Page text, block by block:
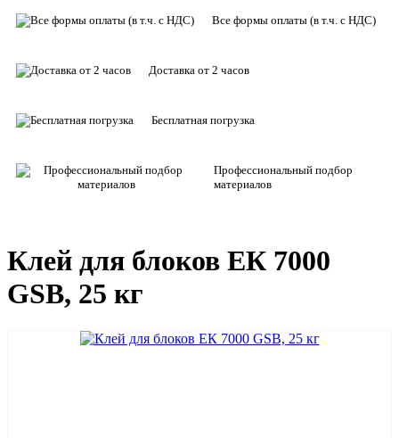
Все формы оплаты (в т.ч. с НДС)
Доставка от 2 часов
Бесплатная погрузка
Профессиональный подбор
материалов
Клей для блоков ЕК 7000
GSB, 25 кг